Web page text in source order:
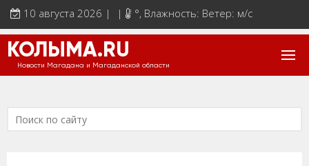
10 августа 2026 | | °, Влажность: Ветер: м/с
КОЛЫМА.RU
Новости Магадана и Магаданской области